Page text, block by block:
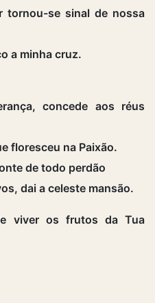
tornou-se sinal de nossa
a minha cruz.
concede aos réus
floresceu na Paixão.
de todo perdão
dai a celeste mansão.
viver os frutos da Tua